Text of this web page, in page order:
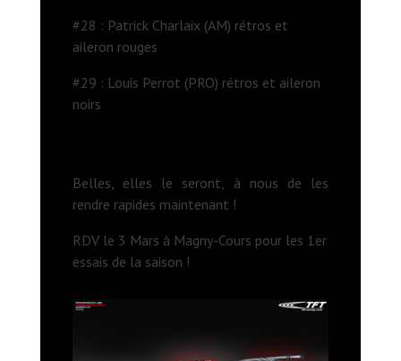
#28 : Patrick Charlaix (AM) rétros et
aileron rouges
#29 : Louis Perrot (PRO) rétros et aileron
noirs
Belles, elles le seront, à nous de les
rendre rapides maintenant !
RDV le 3 Mars à Magny-Cours pour les 1er
essais de la saison !